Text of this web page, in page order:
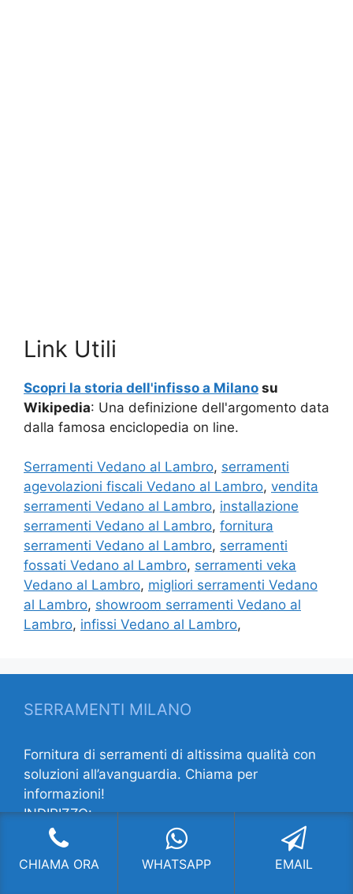
Link Utili
Scopri la storia dell'infisso a Milano su
Wikipedia: Una definizione dell'argomento data
dalla famosa enciclopedia on line.
Serramenti Vedano al Lambro, serramenti
agevolazioni fiscali Vedano al Lambro, vendita
serramenti Vedano al Lambro, installazione
serramenti Vedano al Lambro, fornitura
serramenti Vedano al Lambro, serramenti
fossati Vedano al Lambro, serramenti veka
Vedano al Lambro, migliori serramenti Vedano
al Lambro, showroom serramenti Vedano al
Lambro, infissi Vedano al Lambro,
SERRAMENTI MILANO
Fornitura di serramenti di altissima qualità con
soluzioni all’avanguardia. Chiama per
informazioni!
INDIRIZZO:
V.le Lombardia 63 ang. Via Porpora
20131 Milano MI
CONTATTI:
CHIAMA ORA WHATSAPP EMAIL